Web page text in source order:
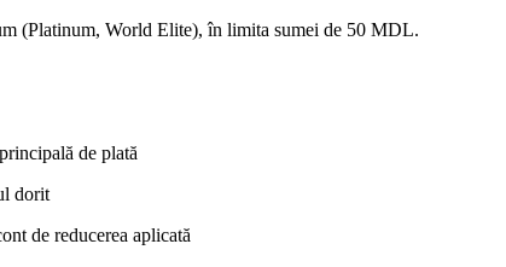
(Platinum, World Elite), în limita sumei de 50 MDL.
de plată
dorit
de reducerea aplicată